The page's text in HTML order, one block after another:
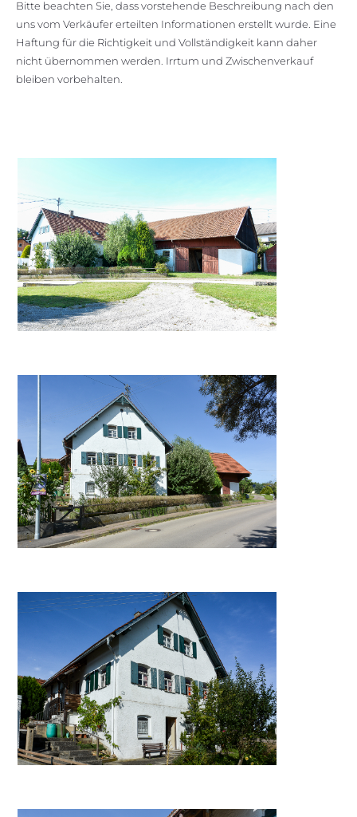
Bitte beachten Sie, dass vorstehende Beschreibung nach den
uns vom Verkäufer erteilten Informationen erstellt wurde. Eine
Haftung für die Richtigkeit und Vollständigkeit kann daher
nicht übernommen werden. Irrtum und Zwischenverkauf
bleiben vorbehalten.